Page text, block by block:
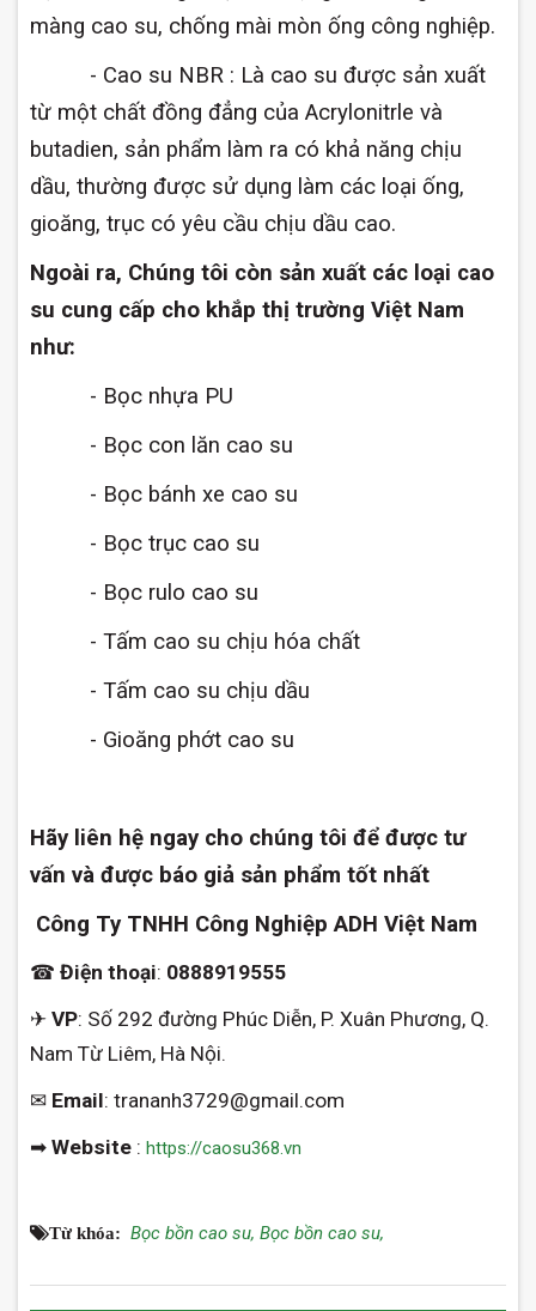
màng cao su, chống mài mòn ống công nghiệp.
- Cao su NBR : Là cao su được sản xuất
từ một chất đồng đẳng của Acrylonitrle và
butadien, sản phẩm làm ra có khả năng chịu
dầu, thường được sử dụng làm các loại ống,
gioăng, trục có yêu cầu chịu dầu cao.
Ngoài ra, Chúng tôi còn sản xuất các loại cao
su cung cấp cho khắp thị trường Việt Nam
như:
- Bọc nhựa PU
- Bọc con lăn cao su
- Bọc bánh xe cao su
- Bọc trục cao su
- Bọc rulo cao su
- Tấm cao su chịu hóa chất
- Tấm cao su chịu dầu
- Gioăng phớt cao su
Hãy liên hệ ngay cho chúng tôi để được tư
vấn và được báo giả sản phẩm tốt nhất
Công Ty TNHH Công Nghiệp ADH Việt Nam
☎ Điện thoại: 0888919555
✈ VP: Số 292 đường Phúc Diễn, P. Xuân Phương, Q.
Nam Từ Liêm, Hà Nội.
✉ Email: trananh3729@gmail.com
➡ Website : https://caosu368.vn
Từ khóa: Bọc bồn cao su, Bọc bồn cao su,